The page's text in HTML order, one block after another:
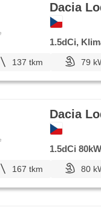
Dacia
1.5dCi,
137 tkm 79
Dacia
1.5dCi 80kW
167 tkm 80